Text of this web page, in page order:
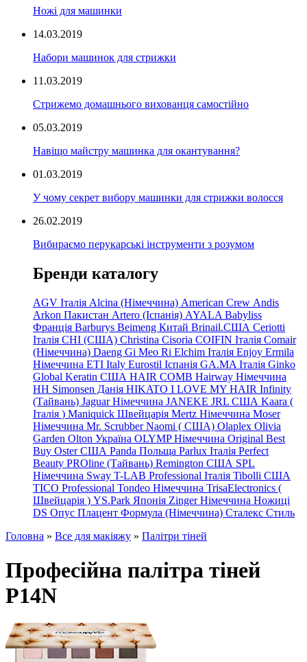
Ножі для машинки
14.03.2019
Набори машинок для стрижки
11.03.2019
Стрижемо домашнього вихованця самостійно
05.03.2019
Навіщо майстру машинка для окантування?
01.03.2019
У чому секрет вибору машинки для стрижки волосся
26.02.2019
Вибираємо перукарські інструменти з розумом
Бренди каталогу
AGV Італія Alcina (Німеччина) American Crew Andis
Arkon Пакистан Artero (Іспанія) AYALA Babyliss
Франція Barburys Beimeng Китай Brinail.США Ceriotti
Італія CHI (США) Christina Cisoria COIFIN Італія Comair
(Німеччина) Daeng Gi Meo Ri Elchim Італія Enjoy Ermila
Німеччина ETI Italy Eurostil Іспанія GA.MA Італія Ginko
Global Keratin США HAIR COMB Hairway Німеччина
HH Simonsen Данія HIKATO I LOVE MY HAIR Infinity
(Тайвань) Jaguar Німеччина JANEKE JRL США Kaara (
Італія ) Maniquick Швейцарія Mertz Німеччина Moser
Німеччина Mr. Scrubber Naomi ( США) Olaplex Olivia
Garden Olton Україна OLYMP Німеччина Original Best
Buy Oster США Panda Польща Parlux Італія Perfect
Beauty PROline (Тайвань) Remington США SPL
Німеччина Sway T-LAB Professional Італія Tibolli США
TICO Professional Tondeo Німеччина TrisaElectronics (
Швейцарія ) YS.Park Японія Zinger Німеччина Ножиці
DS Опус Плацент Формула (Німеччина) Сталекс Стиль
Головна » Все для макіяжу » Палітри тіней
Професійна палітра тіней
P14N